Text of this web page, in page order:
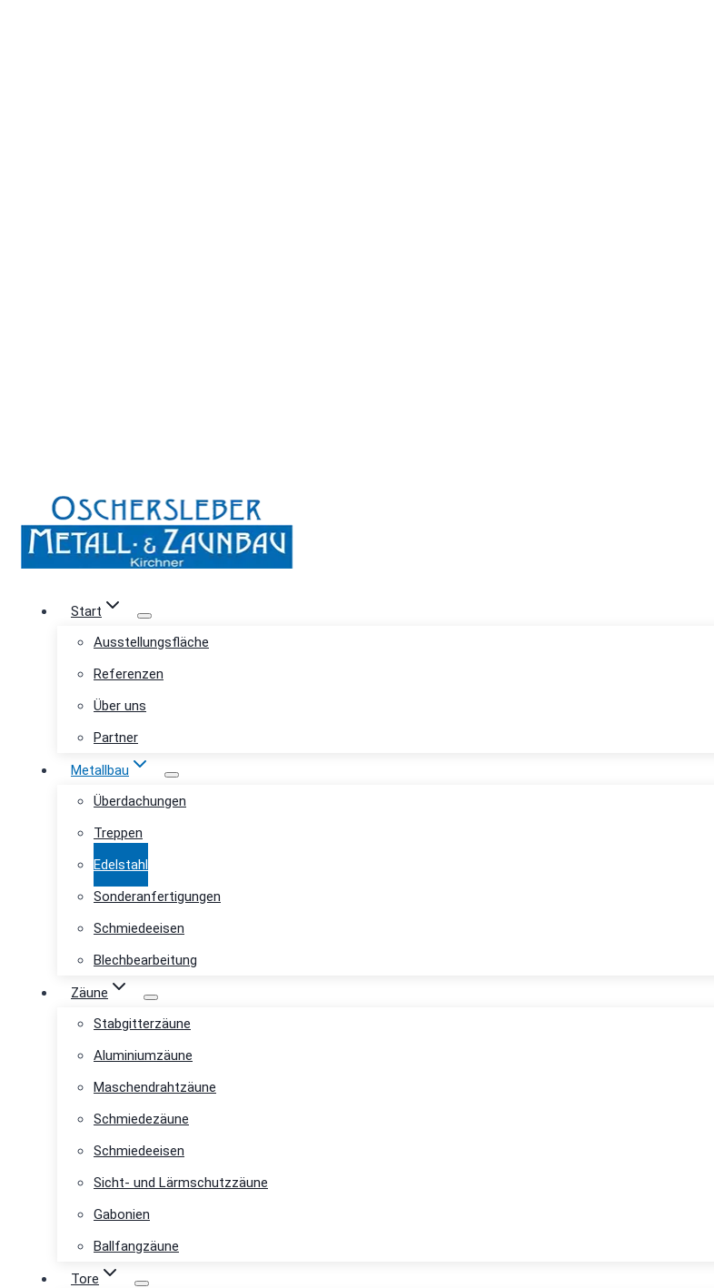
Start
Ausstellungsfläche
Referenzen
Über uns
Partner
Metallbau
Überdachungen
Treppen
Edelstahl
Sonderanfertigungen
Schmiedeeisen
Blechbearbeitung
Zäune
Stabgitterzäune
Aluminiumzäune
Maschendrahtzäune
Schmiedezäune
Schmiedeeisen
Sicht- und Lärmschutzzäune
Gabonien
Ballfangzäune
Tore